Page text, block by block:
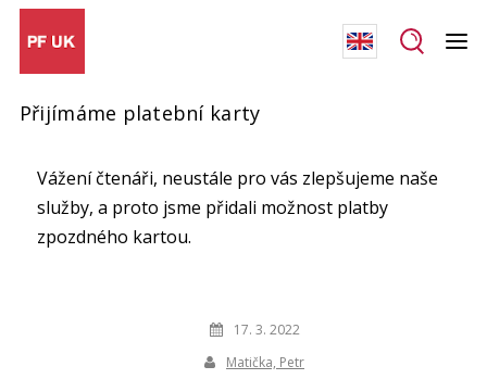
Přijímáme platební karty
Vážení čtenáři, neustále pro vás zlepšujeme naše
služby, a proto jsme přidali možnost platby
zpozdného kartou.
17. 3. 2022
Matička, Petr